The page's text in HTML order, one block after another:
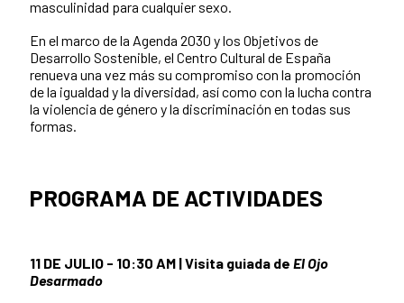
masculinidad para cualquier sexo.
En el marco de la Agenda 2030 y los Objetivos de
Desarrollo Sostenible, el Centro Cultural de España
renueva una vez más su compromiso con la promoción
de la igualdad y la diversidad, así como con la lucha contra
la violencia de género y la discriminación en todas sus
formas.
PROGRAMA DE ACTIVIDADES
11 DE JULIO - 10:30 AM | Visita guiada de El Ojo
Desarmado